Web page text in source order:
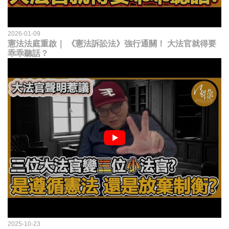
2026-01-09
憲法法庭重啟｜ 《憲法訴訟法》強行通關！ 大法官就得要
乖乖聽話？
2025-10-23